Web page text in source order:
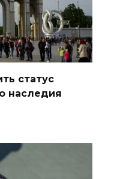
статус
наследия